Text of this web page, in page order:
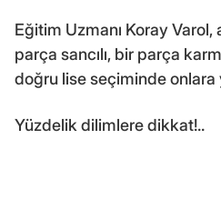
Eğitim Uzmanı Koray
parça sancılı, bir parça
doğru lise seçiminde onlara
Yüzdelik dilimlere dikkat!..